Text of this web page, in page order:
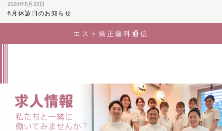
2026年5月22日
6月休診日のお知らせ
エスト矯正歯科通信